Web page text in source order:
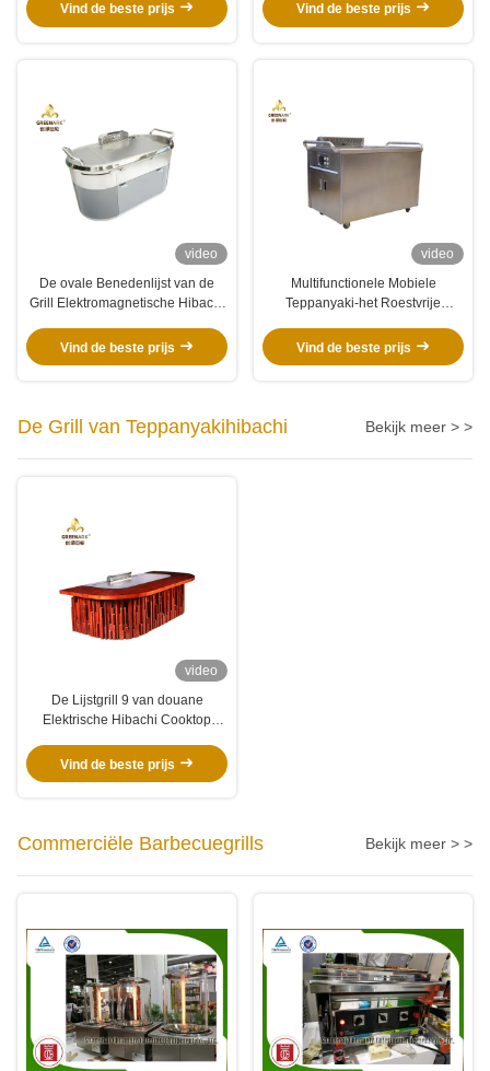
Vind de beste prijs
Vind de beste prijs
video
De ovale Benedenlijst van de
Grill Elektromagnetische Hibachi
Teppanyaki met Reiniging
Vind de beste prijs
video
Multifunctionele Mobiele
Teppanyaki-het Roestvrije
Vind de beste prijs
De Grill van Teppanyakihibachi Bekijk meer > >
video
De Lijstgrill 9 van douane
Elektrische Hibachi Cooktop
Vind de beste prijs
Commerciële Barbecuegrills Bekijk meer > >